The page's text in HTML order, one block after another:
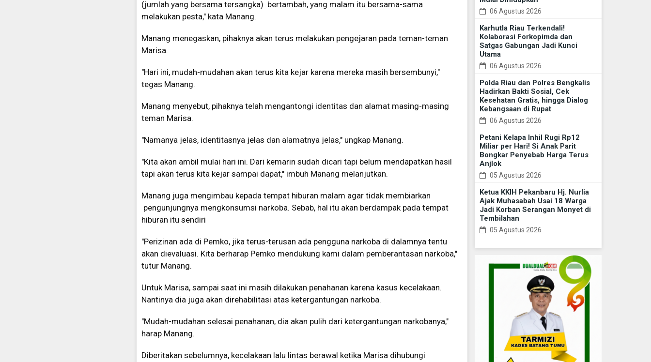
(jumlah yang bersama tersangka) bertambah, yang malam itu bersama-sama
melakukan pesta," kata Manang.
Manang menegaskan, pihaknya akan terus melakukan pengejaran pada teman-teman
Marisa.
"Hari ini, mudah-mudahan akan terus kita kejar karena mereka masih bersembunyi,"
tegas Manang.
Manang menyebut, pihaknya telah mengantongi identitas dan alamat masing-masing
teman Marisa.
"Namanya jelas, identitasnya jelas dan alamatnya jelas," ungkap Manang.
"Kita akan ambil mulai hari ini. Dari kemarin sudah dicari tapi belum mendapatkan hasil
tapi akan terus kita kejar sampai dapat," imbuh Manang melanjutkan.
Manang juga mengimbau kepada tempat hiburan malam agar tidak membiarkan
pengunjungnya mengkonsumsi narkoba. Sebab, hal itu akan berdampak pada tempat
hiburan itu sendiri
"Perizinan ada di Pemko, jika terus-terusan ada pengguna narkoba di dalamnya tentu
akan dievaluasi. Kita berharap Pemko mendukung kami dalam pemberantasan narkoba,"
tutur Manang.
Untuk Marisa, sampai saat ini masih dilakukan penahanan karena kasus kecelakaan.
Nantinya dia juga akan direhabilitasi atas ketergantungan narkoba.
"Mudah-mudahan selesai penahanan, dia akan pulih dari ketergantungan narkobanya,"
harap Manang.
Diberitakan sebelumnya, kecelakaan lalu lintas berawal ketika Marisa dihubungi
06 Agustus 2026
Karhutla Riau Terkendali!
Kolaborasi Forkopimda dan
Satgas Gabungan Jadi Kunci
Utama
06 Agustus 2026
Polda Riau dan Polres Bengkalis
Hadirkan Bakti Sosial, Cek
Kesehatan Gratis, hingga Dialog
Kebangsaan di Rupat
06 Agustus 2026
Petani Kelapa Inhil Rugi Rp12
Miliar per Hari! Si Anak Parit
Bongkar Penyebab Harga Terus
Anjlok
05 Agustus 2026
Ketua KKIH Pekanbaru Hj. Nurlia
Ajak Muhasabah Usai 18 Warga
Jadi Korban Serangan Monyet di
Tembilahan
05 Agustus 2026